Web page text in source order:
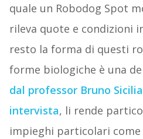
quale un Robodog Spot
rileva quote e condizioni
resto la forma di questi
forme biologiche è una
dal professor Bruno
intervista, li rende
impieghi particolari come